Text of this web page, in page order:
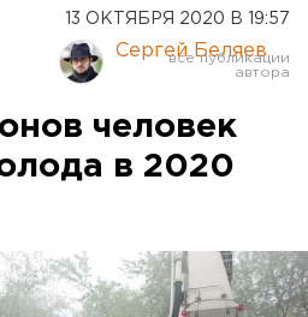
13 ОКТЯБРЯ 2020 В 19:57
Сергей Беляев
человек
в 2020